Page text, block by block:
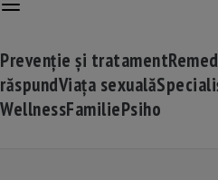
Prevenție și tratament
răspundViața sexuală
WellnessFamiliePsiho